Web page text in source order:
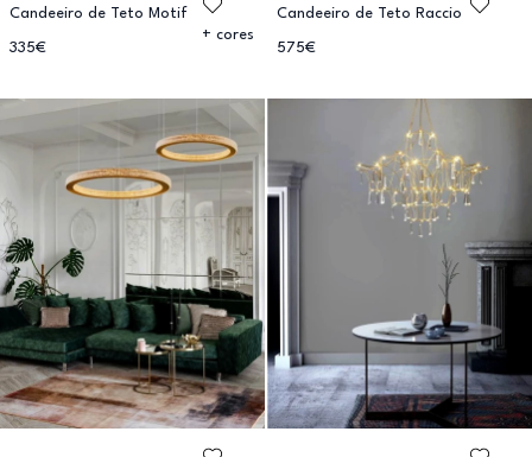
Candeeiro de Teto Motif
335€
+ cores
Candeeiro de Teto Raccio
575€